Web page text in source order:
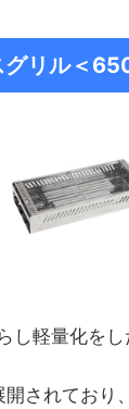
リル＜
し軽量化をし
されており